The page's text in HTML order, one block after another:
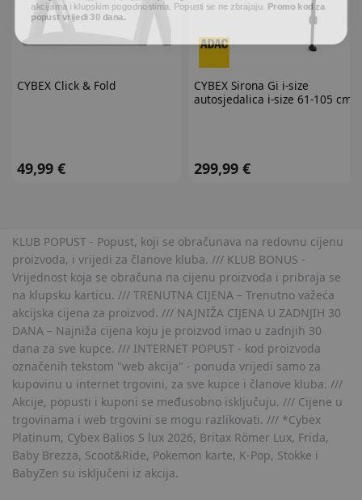
CYBEXClick & Fold
49,99 €
CYBEXSirona Gi i-size
autosjedalica i-size 61-105 cm
299,99 €
KLUB POPUST - Popust, koji se obračunava na redovnu cijenu
proizvoda, i vrijedi za članove kluba. /// KLUB BONUS -
Vrijednost koja se obračuna na cijenu proizvoda i pribraja se
na klupsku karticu. /// TRENUTNA CIJENA – Trenutno važeća
akcijska cijena za proizvod. /// NAJNIŽA CIJENA U ZADNJIH 30
DANA – Najniža cijena koju je proizvod imao u zadnjih 30
dana za sve kupce. /// INTERNET POPUST - kod proizvoda
označenih tekstom "web akcija" - ponuda vrijedi samo za
kupovinu u internet trgovini, za sve kupce i članove kluba. ///
Akcije, popusti i kuponi se međusobno isključuju. /// Cijene u
trgovinama i web trgovini se mogu razlikovati. /// *Cybex
Platinum, Cybex Balios S lux 2026, Britax Römer Lux, Frida,
Baby Brezza, Scoot&Ride, Pokemon karte, K-Pop, Stokke i
BabyZen su isključeni iz akcija.
popust vrijedi 30 dana.